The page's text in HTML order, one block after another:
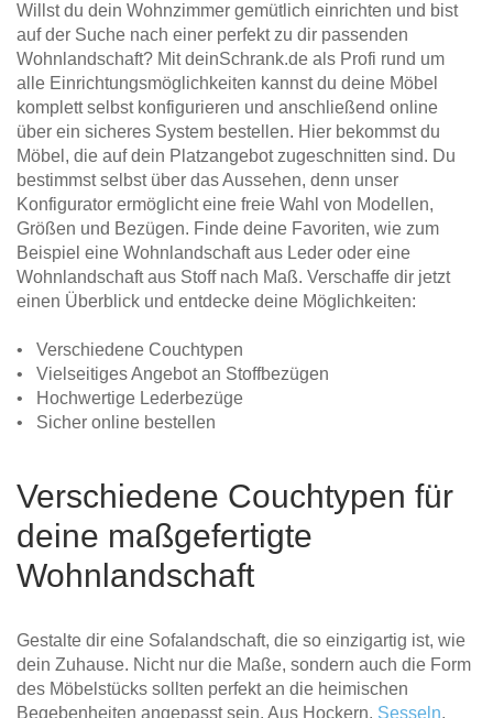
Willst du dein Wohnzimmer gemütlich einrichten und bist
auf der Suche nach einer perfekt zu dir passenden
Wohnlandschaft? Mit deinSchrank.de als Profi rund um
alle Einrichtungsmöglichkeiten kannst du deine Möbel
komplett selbst konfigurieren und anschließend online
über ein sicheres System bestellen. Hier bekommst du
Möbel, die auf dein Platzangebot zugeschnitten sind. Du
bestimmst selbst über das Aussehen, denn unser
Konfigurator ermöglicht eine freie Wahl von Modellen,
Größen und Bezügen. Finde deine Favoriten, wie zum
Beispiel eine Wohnlandschaft aus Leder oder eine
Wohnlandschaft aus Stoff nach Maß. Verschaffe dir jetzt
einen Überblick und entdecke deine Möglichkeiten:
• Verschiedene Couchtypen
• Vielseitiges Angebot an Stoffbezügen
• Hochwertige Lederbezüge
• Sicher online bestellen
Verschiedene Couchtypen für
deine maßgefertigte
Wohnlandschaft
Gestalte dir eine Sofalandschaft, die so einzigartig ist, wie
dein Zuhause. Nicht nur die Maße, sondern auch die Form
des Möbelstücks sollten perfekt an die heimischen
Begebenheiten angepasst sein. Aus Hockern, Sesseln,